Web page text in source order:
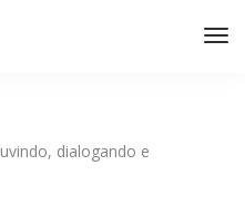
dialogando e